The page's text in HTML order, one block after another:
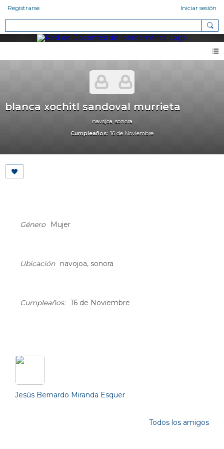
Registrarse Iniciar sesión
blanca xochitl sandoval murrieta
navojoa, sonora
Cumpleaños: 16 de Noviembre
Género
Mujer
Ubicación navojoa, sonora
Cumpleaños: 16 de Noviembre
Jesús Bernardo Miranda Esquer
Todos los amigos